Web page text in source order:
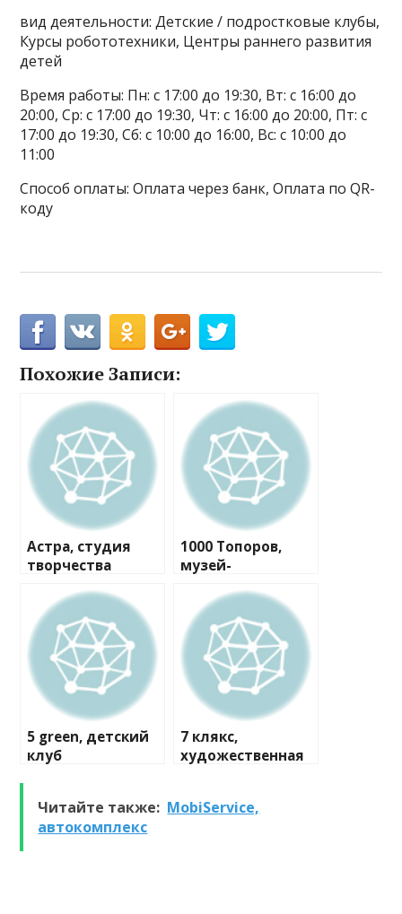
вид деятельности: Детские / подростковые клубы,
Курсы робототехники, Центры раннего развития
детей
Время работы: Пн: с 17:00 до 19:30, Вт: с 16:00 до
20:00, Ср: с 17:00 до 19:30, Чт: с 16:00 до 20:00, Пт: с
17:00 до 19:30, Сб: с 10:00 до 16:00, Вс: с 10:00 до
11:00
Способ оплаты: Оплата через банк, Оплата по QR-
коду
Похожие Записи:
Астра, студия
творчества
1000 Топоров,
музей-
5 green, детский
клуб
7 клякс,
художественная
Читайте также: MobiService,
автокомплекс